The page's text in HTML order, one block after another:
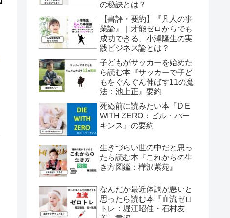
の秘訣とは？
【書評・要約】『凡人の事
業論』｜才能ゼロからでも
成功できる、小澤隆生の実
践ビジネス論とは？
子どもがサッカーを始めた
ら読む本『サッカーで子ど
もをぐんぐん伸ばす11の魔
法：池上正』要約
死ぬ前に読みたい本『DIE
WITH ZERO：ビル・パー
キンス』の要約
生きづらい世の中だと思っ
たら読む本『これからの生
き方図鑑：樺沢紫苑』
なんだか最近体調が悪いと
思ったら読む本『血流ゼロ
トレ：堀江昭佳・石村友